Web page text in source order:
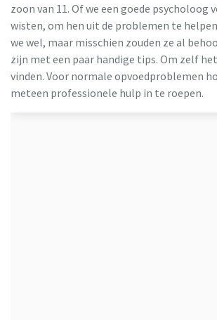
zoon van 11. Of we een goede psycholoog
wisten, om hen uit de problemen te
we wel, maar misschien zouden ze al
zijn met een paar handige tips. Om zelf
vinden. Voor normale opvoedproblemen
meteen professionele hulp in te roepen.